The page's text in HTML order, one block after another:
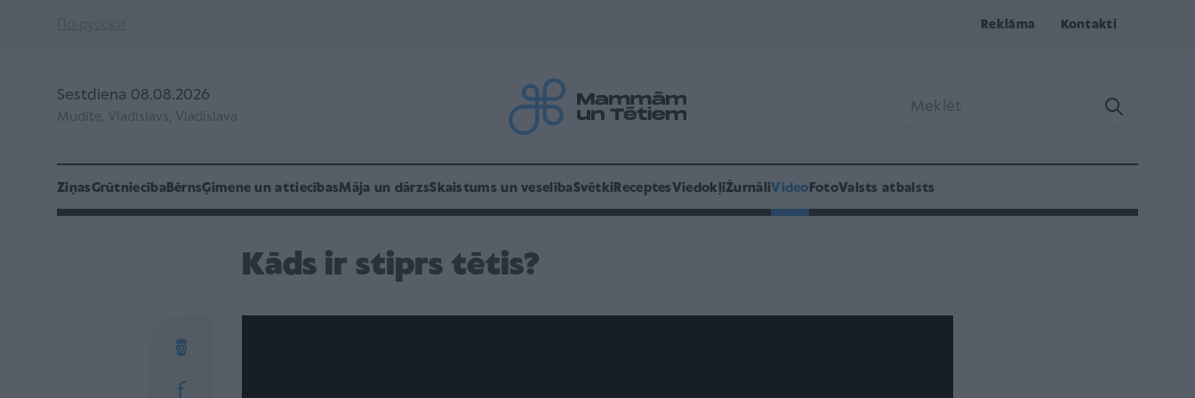
Reklāma Kontakti
Sestdiena 08.08.2026
Mudīte, Vladislavs, Vladislava
ZiņasGrūtniecībaBērnsĢimene un attiecībasMāja un dārzsSkaistums un veselībaSvētki ReceptesViedokļiŽurnāliVideo FotoValsts atbalsts
Kāds ir stiprs tētis?